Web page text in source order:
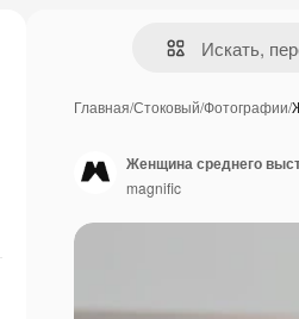
Главная/Стоковый/Фотографии/
Женщина среднего
magnific